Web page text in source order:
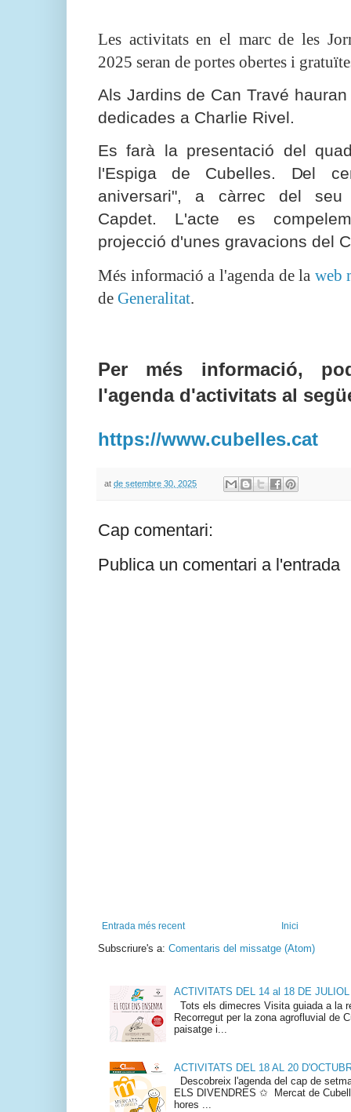
Les activitats en el marc de les
2025 seran de portes obertes i
Als Jardins de Can Travé
dedicades a Charlie Rivel.
Es farà la presentació del
l'Espiga de Cubelles. Del
aniversari", a càrrec del seu
Capdet. L'acte es
projecció d'unes gravacions del
Més informació a l'agenda de la web
de Generalitat.
Per més informació,
l'agenda d'activitats al
https://www.cubelles.cat
at de setembre 30, 2025
Cap comentari:
Publica un comentari a l'entrada
Entrada més recent Inici
Subscriure's a: Comentaris del missatge (Atom)
ACTIVITATS DEL 14 al 18 DE JULIOL
Tots els dimecres Visita guiada a la
Recorregut per la zona agrofluvial de
paisatge i...
ACTIVITATS DEL 18 AL 20
Descobreix l'agenda del cap de
ELS DIVENDRES ✩ Mercat de
hores ...